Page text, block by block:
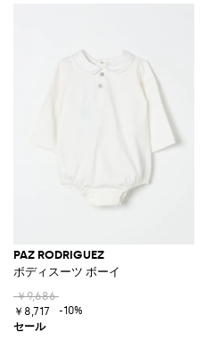
PAZ RODRIGUEZ
ボディスーツ ボーイ
￥9,686
￥8,717
-10%